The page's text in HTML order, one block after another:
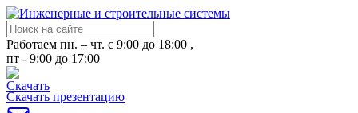
Работаем пн. – чт. с 9:00 до 18:00 ,
пт - 9:00 до 17:00
Скачать презентацию